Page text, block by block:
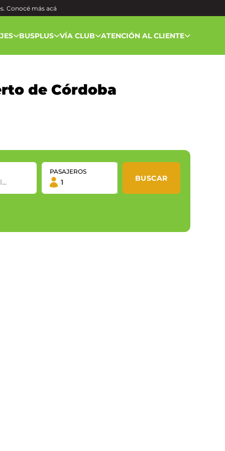
Conocé másacá
BUSPLUS VÍA CLUB ATENCIÓN AL CLIENTE
de Córdoba
PASAJEROS
BUSCAR